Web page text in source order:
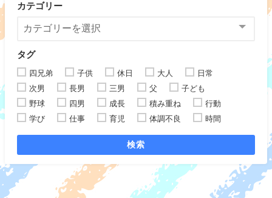
カテゴリー
タグ
四兄弟 子供 休日 大人
日常
次男
長男 三男 父
子ども
野球
四男 成長 積み重ね
行動
学び
仕事 育児 体調不良 時間
検索